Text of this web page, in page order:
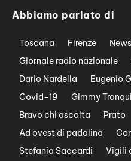
Abbiamo parlato di
Toscana Firenze
Giornale radio nazionale
Dario Nardella
Eugenio
Covid-19
Gimmy
Bravo chi ascolta
Prato
Ad ovest di padalino
Stefania Saccardi
Vigili